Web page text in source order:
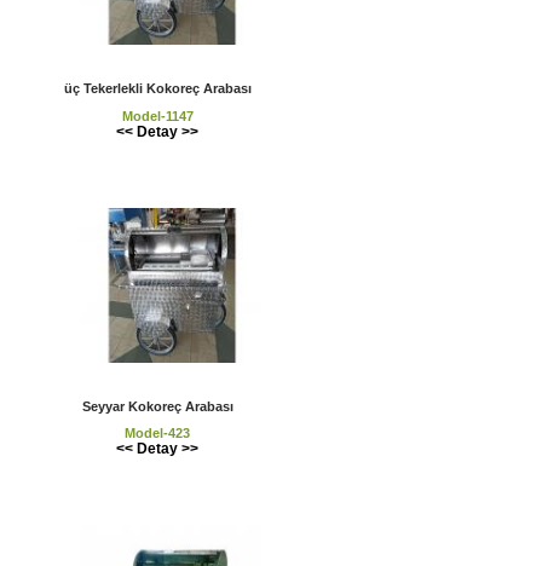
üç Tekerlekli Kokoreç Arabası
Model-1147
<< Detay >>
Seyyar Kokoreç Arabası
Model-423
<< Detay >>